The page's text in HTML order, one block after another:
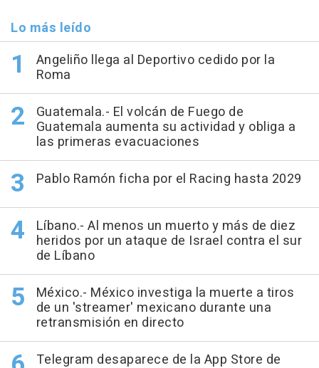
Lo más leído
Angeliño llega al Deportivo cedido por la
Roma
Guatemala.- El volcán de Fuego de
Guatemala aumenta su actividad y obliga a
las primeras evacuaciones
Pablo Ramón ficha por el Racing hasta 2029
Líbano.- Al menos un muerto y más de diez
heridos por un ataque de Israel contra el sur
de Líbano
México.- México investiga la muerte a tiros
de un 'streamer' mexicano durante una
retransmisión en directo
Telegram desaparece de la App Store de